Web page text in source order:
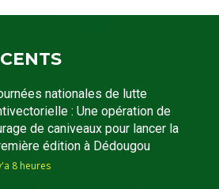
nationales de lutte
: Une opération de
de caniveaux pour lancer la
édition à Dédougou
8 heures